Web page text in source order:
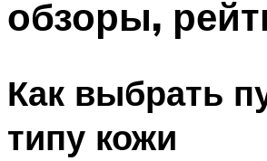
обзоры,
Как выбрать
типу кожи